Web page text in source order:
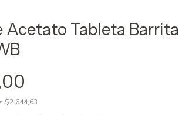
Acetato Tableta Barrita
$2.644,63